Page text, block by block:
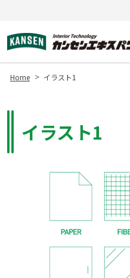
Home > イラスト1
イラスト1
Site
Footer